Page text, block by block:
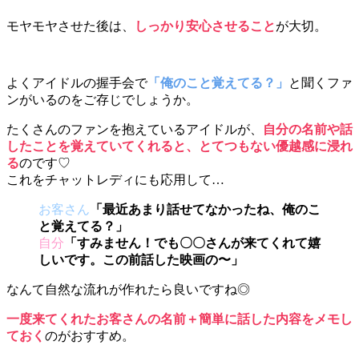
モヤモヤさせた後は、 しっかり安心させることが大切。
よくアイドルの握手会で「俺のこと覚えてる？」
と聞くファ
ンがいるのをご存じでしょうか。
たくさんのファンを抱えているアイドルが、
自分の名前や話
したことを覚えていてくれると、とてつもない優越感に浸れ
るのです♡
これをチャットレディにも応用して…
お客さん 「最近あまり話せてなかったね、俺のこ
と覚えてる？」
自分 「すみません！でも〇〇さんが来てくれて嬉
しいです。この前話した映画の〜」
なんて自然な流れが作れたら良いですね◎
一度来てくれたお客さんの名前＋簡単に話した内容をメモし
ておく のがおすすめ。